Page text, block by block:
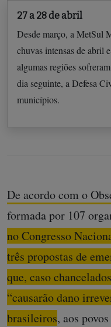
27 a 28 de abril
Desde março, a MetSul
chuvas intensas de abril
algumas regiões
dia seguinte, a Defesa
municípios.
De acordo com o
formada por 107
no Congresso
três propostas de
que, caso
“causarão dano
brasileiros, aos